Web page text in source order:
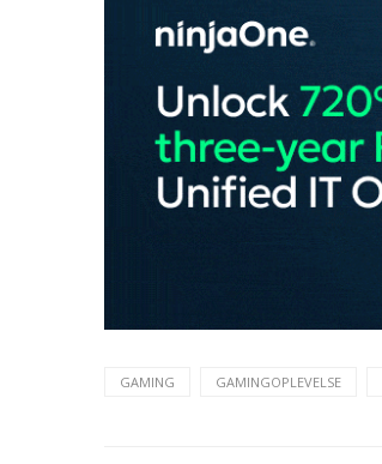
GAMING GAMINGOPLEVELSE